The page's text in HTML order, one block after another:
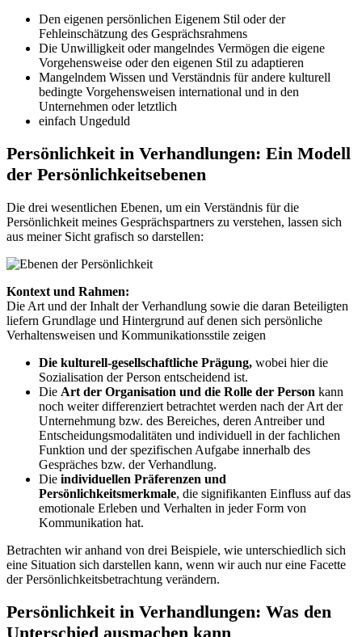
Den eigenen persönlichen Eigenem Stil oder der
Fehleinschätzung des Gesprächsrahmens
Die Unwilligkeit oder mangelndes Vermögen die eigene
Vorgehensweise oder den eigenen Stil zu adaptieren
Mangelndem Wissen und Verständnis für andere kulturell
bedingte Vorgehensweisen international und in den
Unternehmen oder letztlich
einfach Ungeduld
Persönlichkeit in Verhandlungen: Ein Modell
der Persönlichkeitsebenen
Die drei wesentlichen Ebenen, um ein Verständnis für die
Persönlichkeit meines Gesprächspartners zu verstehen, lassen sich
aus meiner Sicht grafisch so darstellen:
Kontext und Rahmen:
Die Art und der Inhalt der Verhandlung sowie die daran Beteiligten
liefern Grundlage und Hintergrund auf denen sich persönliche
Verhaltensweisen und Kommunikationsstile zeigen
Die kulturell-gesellschaftliche Prägung, wobei hier die
Sozialisation der Person entscheidend ist.
Die Art der Organisation und die Rolle der Person kann
noch weiter differenziert betrachtet werden nach der Art der
Unternehmung bzw. des Bereiches, deren Antreiber und
Entscheidungsmodalitäten und individuell in der fachlichen
Funktion und der spezifischen Aufgabe innerhalb des
Gespräches bzw. der Verhandlung.
Die individuellen Präferenzen und
Persönlichkeitsmerkmale, die signifikanten Einfluss auf das
emotionale Erleben und Verhalten in jeder Form von
Kommunikation hat.
Betrachten wir anhand von drei Beispiele, wie unterschiedlich sich
eine Situation sich darstellen kann, wenn wir auch nur eine Facette
der Persönlichkeitsbetrachtung verändern.
Persönlichkeit in Verhandlungen: Was den
Unterschied ausmachen kann